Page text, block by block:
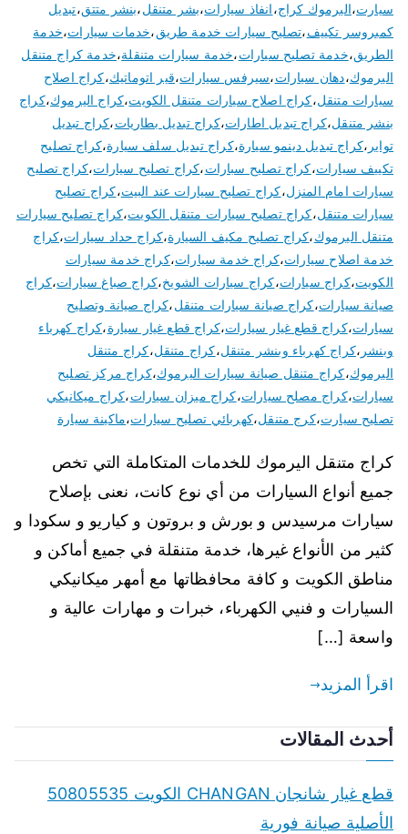
سيارت،اليرموك كراج،انفاذ سيارات،بشر متنقل،بنشر متتق،تبديل
كمبروسر تكييف،تصليح سيارات خدمة طريق،خدمات سيارات،خدمة
الطريق،خدمة تصليح سيارات،خدمة سيارات متنقلة،خدمة كراج متنقل
اليرموك،دهان سيارات،سيرفس سيارات،قير اتوماتيك،كراج اصلاح
سيارات متنقل،كراج اصلاح سيارات متنقل الكويت،كراج اليرموك،كراج
بنشر متنقل،كراج تبديل اطارات،كراج تبديل بطاريات،كراج تبديل
تواير ،كراج تبديل دينمو سيارة،كراج تبديل سلف سيارة،كراج تصليح
تكييف سيارات،كراج تصليح سبارات،كراج تصليح سيارات،كراج تصليح
سيارات امام المنزل،كراج تصليح سيارات عند البيت،كراج تصليح
سيارات متنقل،كراج تصليح سيارات متنقل الكويت،كراج تصليح سيارات
متنقل اليرموك،كراج تصليح مكيف السيارة،كراج حداد سيارات،كراج
خدمة اصلاح سيارات،كراج خدمة سيارات،كراج خدمة سيارات
الكويت،كراج سيارات،كراج سيارات الشويخ،كراج صباغ سيارات،كراج
صيانة سيارات،كراج صيانة سيارات متنقل،كراج صيانة وتصليح
سيارات،كراج قطع غيار سيارات،كراج قطع غيار سيارة،كراج كهرباء
وبنشر ،كراج كهرباء وبنشر متنقل،كراج متنقل،كراج متنقل
اليرموك،كراج متنقل صيانة سيارات اليرموك،كراج مركز تصليح
سيارات،كراج مصلح سيارات،كراج ميزان سيارات،كراج ميكانيكي
تصليح سيارت،كرج متنقل،كهربائي تصليح سيارات،ماكينة سيارة
كراج متنقل اليرموك للخدمات المتكاملة التي تخص
جميع أنواع السيارات من أي نوع كانت، نعنى بإصلاح
سيارات مرسيدس و بورش و بروتون و كياريو و سكودا و
كثير من الأنواع غيرها، خدمة متنقلة في جميع أماكن و
مناطق الكويت و كافة محافظاتها مع أمهر ميكانيكي
السيارات و فنيي الكهرباء، خبرات و مهارات عالية و
واسعة […]
اقرأ المزيد
أحدث المقالات
قطع غيار شانجان CHANGAN الكويت 50805535
الأصلية صيانة فورية